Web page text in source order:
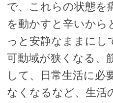
で、これらの状態を
を動かすと辛いから
っと安静なままにし
可動域が狭くなる、
して、日常生活に必
なくなるなど、生活